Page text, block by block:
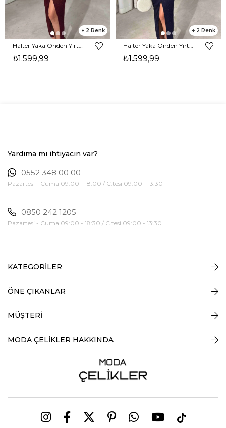
2
Halter Yaka Önden Yırtmaçlı Midi Boy Bordo Hasre Kadın Elbise 26Y502
₺1.599,99
2
Halter Yaka Önden Yırtmaçlı Midi Boy Lacivert Hasre Kadın Elbise 26Y502
₺1.599,99
Yardıma mı ihtiyacın var?
0552 348 00 00
Pazartesi - Cuma 09:00 - 18:00 / C.tesi 09:00 - 13:30
0850 242 1205
Pazartesi - Cuma 09:00 - 18:30 / C.tesi 09:00 - 13:30
KATEGORİLER
ÖNE ÇIKANLAR
MÜŞTERİ
MODA ÇELİKLER HAKKINDA